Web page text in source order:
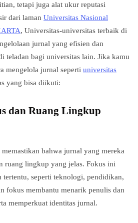
tetapi juga alat ukur reputasi
dari laman Universitas Nasional
, Universitas-universitas terbaik di
jurnal yang efisien dan
teladan bagi universitas lain. Jika kamu
mengelola jurnal seperti universitas
yang bisa diikuti:
dan Ruang Lingkup
bahwa jurnal yang mereka
ruang lingkup yang jelas. Fokus ini
tertentu, seperti teknologi, pendidikan,
fokus membantu menarik penulis dan
memperkuat identitas jurnal.